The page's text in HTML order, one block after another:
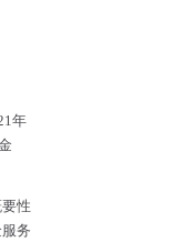
年
性
务